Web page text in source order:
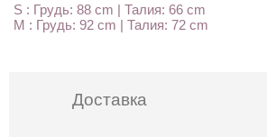
S : Грудь: 88 cm | Талия: 66 cm
M : Грудь: 92 cm | Талия: 72 cm
Доставка